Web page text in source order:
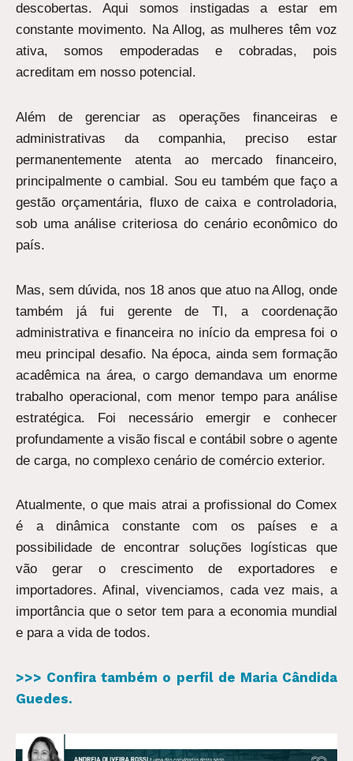
descobertas. Aqui somos instigadas a estar em
constante movimento. Na Allog, as mulheres têm voz
ativa, somos empoderadas e cobradas, pois
acreditam em nosso potencial.
Além de gerenciar as operações financeiras e
administrativas da companhia, preciso estar
permanentemente atenta ao mercado financeiro,
principalmente o cambial. Sou eu também que faço a
gestão orçamentária, fluxo de caixa e controladoria,
sob uma análise criteriosa do cenário econômico do
país.
Mas, sem dúvida, nos 18 anos que atuo na Allog, onde
também já fui gerente de TI, a coordenação
administrativa e financeira no início da empresa foi o
meu principal desafio. Na época, ainda sem formação
acadêmica na área, o cargo demandava um enorme
trabalho operacional, com menor tempo para análise
estratégica. Foi necessário emergir e conhecer
profundamente a visão fiscal e contábil sobre o agente
de carga, no complexo cenário de comércio exterior.
Atualmente, o que mais atrai a profissional do Comex
é a dinâmica constante com os países e a
possibilidade de encontrar soluções logísticas que
vão gerar o crescimento de exportadores e
importadores. Afinal, vivenciamos, cada vez mais, a
importância que o setor tem para a economia mundial
e para a vida de todos.
>>> Confira também o perfil de Maria Cândida
Guedes.